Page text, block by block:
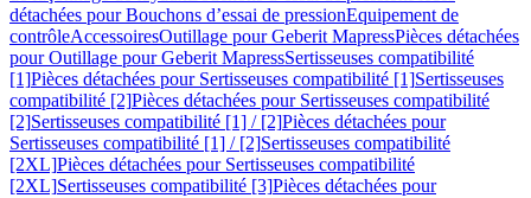
détachées pour Bouchons d’essai de pressionEquipement de
contrôleAccessoiresOutillage pour Geberit MapressPièces détachées
pour Outillage pour Geberit MapressSertisseuses compatibilité
[1]Pièces détachées pour Sertisseuses compatibilité [1]Sertisseuses
compatibilité [2]Pièces détachées pour Sertisseuses compatibilité
[2]Sertisseuses compatibilité [1] / [2]Pièces détachées pour
Sertisseuses compatibilité [1] / [2]Sertisseuses compatibilité
[2XL]Pièces détachées pour Sertisseuses compatibilité
[2XL]Sertisseuses compatibilité [3]Pièces détachées pour